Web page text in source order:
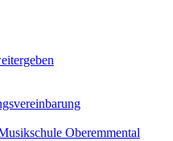
Oberemmental